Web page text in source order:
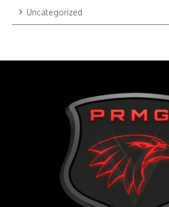
Uncategorized